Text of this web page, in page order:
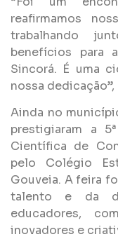
reafirmamos
trabalhando
benefícios para
Sincorá. É uma
nossa
Ainda no
prestigiaram a
Científica de
pelo Colégio
Gouveia. A feira
talento e da
educadores,
inovadores e